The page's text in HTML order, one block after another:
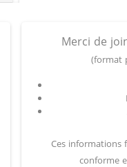
Merci de
(format
Ces informations
conforme